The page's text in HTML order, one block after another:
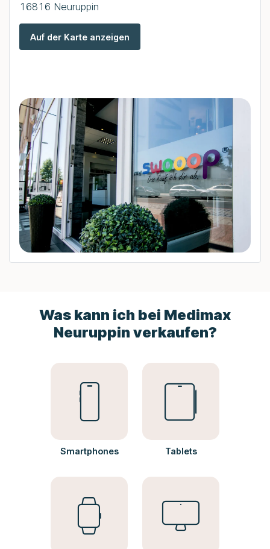
16816 Neuruppin
Auf der Karte anzeigen
Was kann ich bei Medimax
Neuruppin verkaufen?
Smartphones Tablets